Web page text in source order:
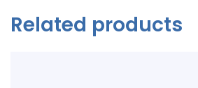
Related products